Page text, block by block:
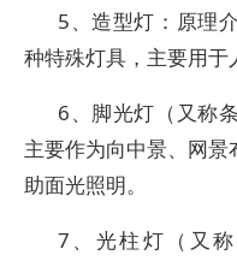
5、造型灯：原理
种特殊灯具，主要用于
6、脚光灯（又称
主要作为向中景、网
助面光照明。
7、光柱灯（又